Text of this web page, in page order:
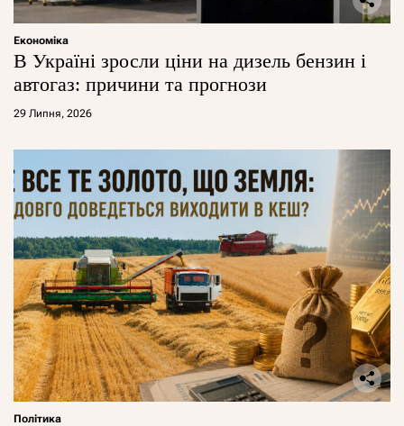
Економіка
В Україні зросли ціни на дизель бензин і
автогаз: причини та прогнози
29 Липня, 2026
Політика